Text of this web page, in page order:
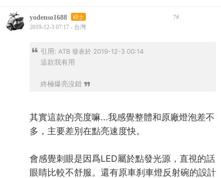
yodenso1688 碩士 7#
2019-12-3 07:17 - 台灣
引用: ATB 發表於 2019-12-3 00:14
這款我有用
終極爆亮沒錯
其實這款的亮度嘛...我感覺整體和原廠燈泡差不
多，主要差別在點亮速度快。
會感覺刺眼是因爲LED屬於點發光源，直視的話
眼睛比較不舒服。還有原車刹車燈反射碗的設計